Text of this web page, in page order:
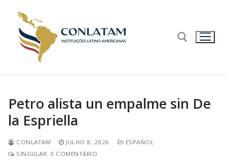
Petro alista un empalme sin De
la Espriella
CONLATAM JULHO 8, 2026
ESPAÑOL
SINGULAR: 0 COMENTÁRIO